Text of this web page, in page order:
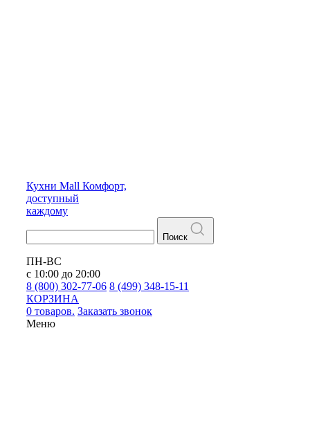
Кухни Mall Комфорт,
доступный
каждому
Поиск
ПН-ВС
с 10:00 до 20:00
8 (800) 302-77-06 8 (499) 348-15-11
КОРЗИНА
0 товаров. Заказать звонок
Меню